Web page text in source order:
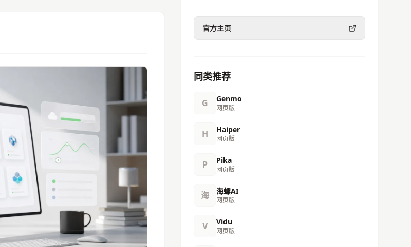
官方主页
同类推荐
G Genmo
网页版
H Haiper
网页版
P Pika
网页版
海 海螺AI
网页版
V Vidu
网页版